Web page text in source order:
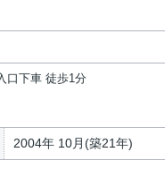
口下車 徒歩1分
2004年 10月(築21年)